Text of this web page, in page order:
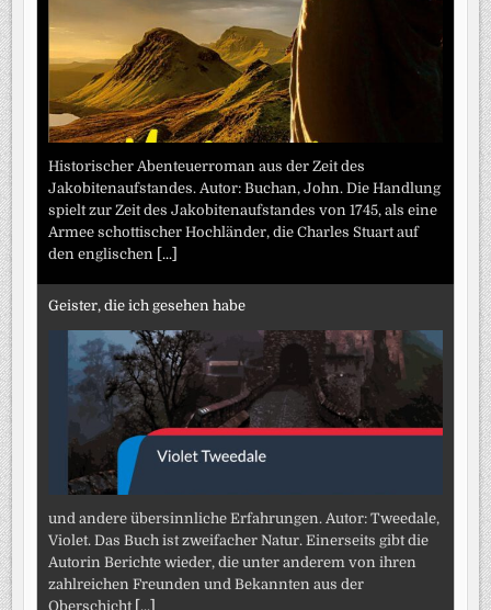
Historischer Abenteuerroman aus der Zeit des
Jakobitenaufstandes. Autor: Buchan, John. Die Handlung
spielt zur Zeit des Jakobitenaufstandes von 1745, als eine
Armee schottischer Hochländer, die Charles Stuart auf
den englischen [...]
Geister, die ich gesehen habe
und andere übersinnliche Erfahrungen. Autor: Tweedale,
Violet. Das Buch ist zweifacher Natur. Einerseits gibt die
Autorin Berichte wieder, die unter anderem von ihren
zahlreichen Freunden und Bekannten aus der
Oberschicht [...]